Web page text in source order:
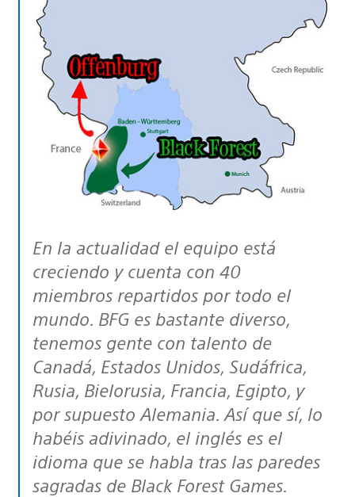
En la actualidad el equipo está
creciendo y cuenta con 40
miembros repartidos por todo el
mundo. BFG es bastante diverso,
tenemos gente con talento de
Canadá, Estados Unidos, Sudáfrica,
Rusia, Bielorusia, Francia, Egipto, y
por supuesto Alemania. Así que sí, lo
habéis adivinado, el inglés es el
idioma que se habla tras las paredes
sagradas de Black Forest Games.